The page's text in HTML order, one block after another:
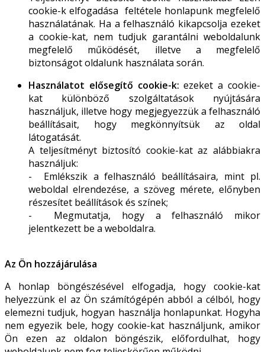
cookie-k elfogadása feltétele honlapunk megfelelő
használatának. Ha a felhasználó kikapcsolja ezeket
a cookie-kat, nem tudjuk garantálni weboldalunk
megfelelő működését, illetve a megfelelő
biztonságot oldalunk használata során.
Használatot elősegítő cookie-k: ezeket a cookie-
kat különböző szolgáltatások nyújtására
használjuk, illetve hogy megjegyezzük a felhasználó
beállításait, hogy megkönnyítsük az oldal
látogatását.
A teljesítményt biztosító cookie-kat az alábbiakra
használjuk:
- Emlékszik a felhasználó beállításaira, mint pl.
weboldal elrendezése, a szöveg mérete, előnyben
részesítet beállítások és színek;
- Megmutatja, hogy a felhasználó mikor
jelentkezett be a weboldalra.
Az Ön hozzájárulása
A honlap böngészésével elfogadja, hogy cookie-kat
helyezzünk el az Ön számítógépén abból a célból, hogy
elemezni tudjuk, hogyan használja honlapunkat. Hogyha
nem egyezik bele, hogy cookie-kat használjunk, amikor
Ön ezen az oldalon böngészik, előfordulhat, hogy